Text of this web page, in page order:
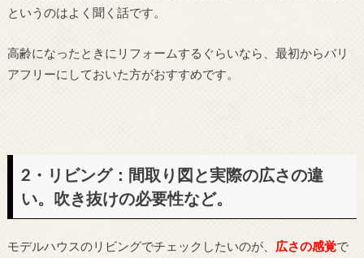
というのはよく聞く話です。
高齢になったときにリフォームするぐらいなら、最初からバリ
アフリーにしておいた方がおすすめです。
2・リビング：間取り図と実際の広さの違
い。吹き抜けの必要性など。
モデルハウスのリビングでチェックしたいのが、 広さの感覚で